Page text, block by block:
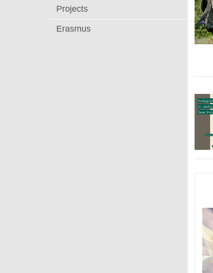
Projects
Erasmus